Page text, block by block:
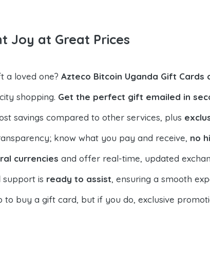
Joy at Great Prices
a loved one? Azteco Bitcoin Uganda Gift
shopping. Get the perfect gift emailed in
savings compared to other services, plus
know what you pay and receive, no
currencies and offer real-time, updated
support is ready to assist, ensuring a smooth
to buy a gift card, but if you do, exclusive